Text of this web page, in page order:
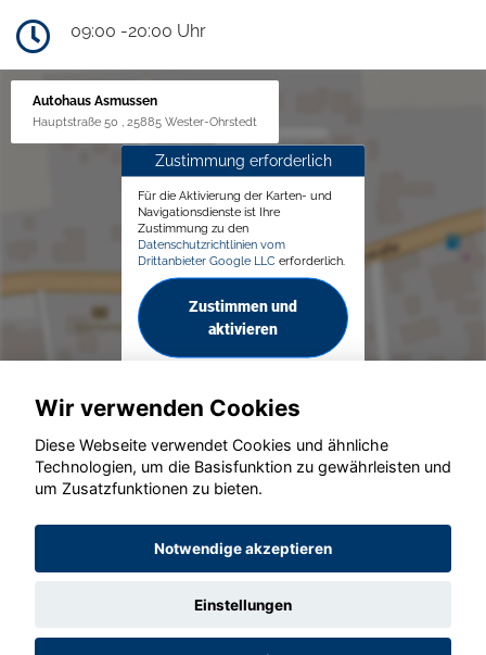
09:00 -20:00 Uhr
Autohaus Asmussen
Hauptstraße 50 , 25885 Wester-Ohrstedt
Zustimmung erforderlich
Für die Aktivierung der Karten- und
Navigationsdienste ist Ihre
Zustimmung zu den
Datenschutzrichtlinien vom
Drittanbieter Google LLC erforderlich.
Zustimmen und
aktivieren
© konjunkturmotor.de GmbH 2020 - 2026
Wir verwenden Cookies
Diese Webseite verwendet Cookies und ähnliche
Technologien, um die Basisfunktion zu gewährleisten und
um Zusatzfunktionen zu bieten.
Notwendige akzeptieren
Einstellungen